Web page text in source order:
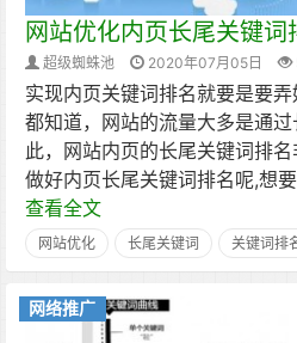
网站优化内页长尾关键词
超级蜘蛛池 2020年07月05日
实现内页关键词排名就要是要
都知道，网站的流量大多是通
此，网站内页的长尾关键词排
做好内页长尾关键词排名呢,想
查看全文
网站优化 长尾关键词 关键词排
网络推广